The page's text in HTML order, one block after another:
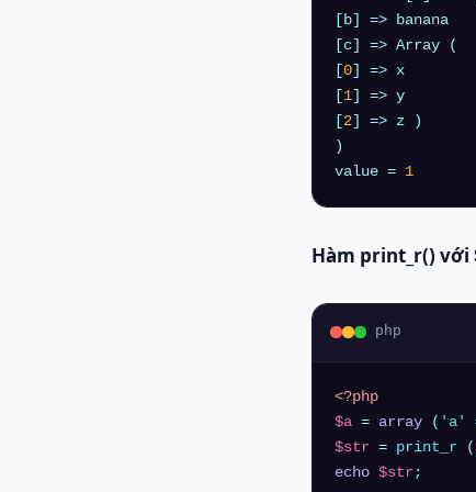
[b] => banana
[c] => Array (
[0] => x
[1] => y
[2] => z )
)
value = 1
Hàm print_r()
php
<?php
$a = array ( 'a'
$str = print_r (
echo $str